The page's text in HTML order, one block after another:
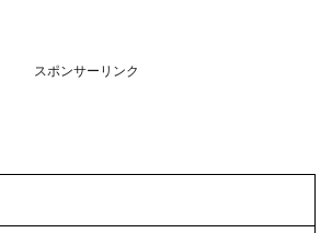
スポンサーリンク